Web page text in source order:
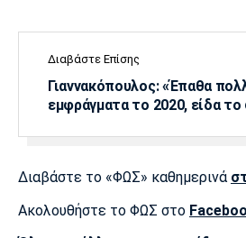
Διαβάστε Επίσης
Γιαννακόπουλος: «Έπαθα
εμφράγματα το 2020, είδα
Διαβάστε το «ΦΩΣ» καθημερινά
Ακολουθήστε το ΦΩΣ στο